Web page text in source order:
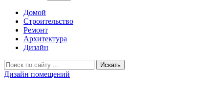
Домой
Строительство
Ремонт
Архитектура
Дизайн
Искать
Дизайн помещений